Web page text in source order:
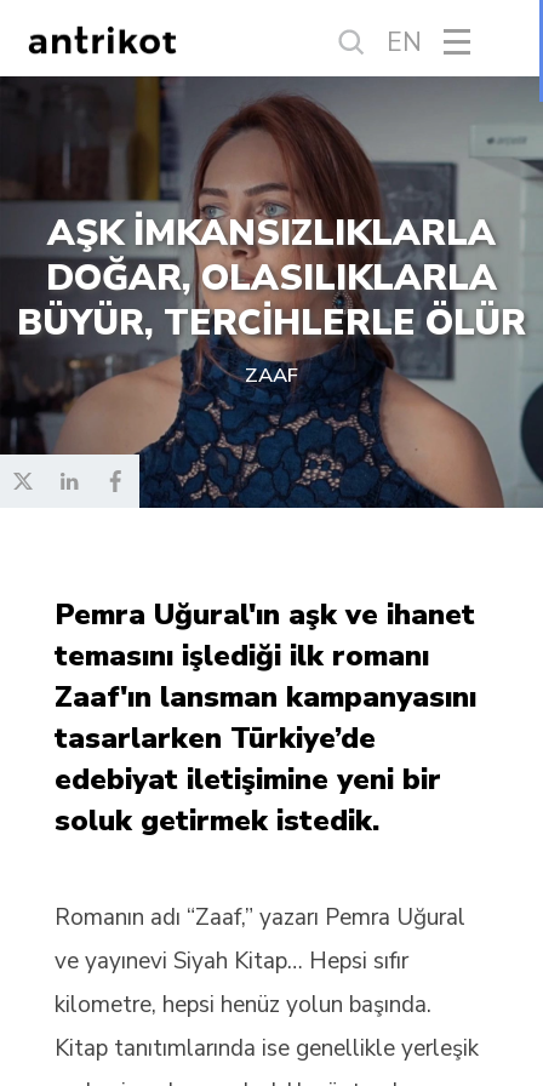
EN
AŞK İMKANSIZLIKLARLA
DOĞAR, OLASILIKLARLA
BÜYÜR, TERCİHLERLE ÖLÜR
ZAAF
Pemra Uğural'ın aşk ve ihanet
temasını işlediği ilk romanı
Zaaf'ın lansman kampanyasını
tasarlarken Türkiye’de
edebiyat iletişimine yeni bir
soluk getirmek istedik.
Romanın adı “Zaaf,” yazarı Pemra Uğural
ve yayınevi Siyah Kitap… Hepsi sıfır
kilometre, hepsi henüz yolun başında.
Kitap tanıtımlarında ise genellikle yerleşik